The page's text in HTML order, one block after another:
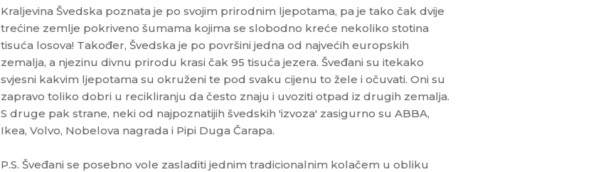
Kraljevina Švedska poznata je po svojim prirodnim ljepotama, pa je tako čak dvije
trećine zemlje pokriveno šumama kojima se slobodno kreće nekoliko stotina
tisuća losova! Također, Švedska je po površini jedna od najvećih europskih
zemalja, a njezinu divnu prirodu krasi čak 95 tisuća jezera. Šveđani su itekako
svjesni kakvim ljepotama su okruženi te pod svaku cijenu to žele i očuvati. Oni su
zapravo toliko dobri u recikliranju da često znaju i uvoziti otpad iz drugih zemalja.
S druge pak strane, neki od najpoznatijih švedskih 'izvoza' zasigurno su ABBA,
Ikea, Volvo, Nobelova nagrada i Pipi Duga Čarapa.
P.S. Šveđani se posebno vole zasladiti jednim tradicionalnim kolačem u obliku